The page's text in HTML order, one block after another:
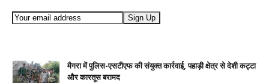
मैगरा में पुलिस-एसटीएफ की संयुक्त कार्रवाई, पहाड़ी क्षेत्र से देशी कट्टा
और कारतूस बरामद